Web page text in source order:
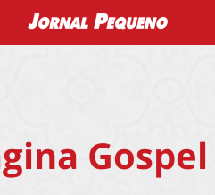
Gospel